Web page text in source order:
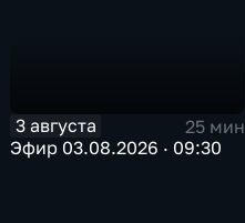
3 августа
25 мин
Эфир 03.08.2026 · 09:30